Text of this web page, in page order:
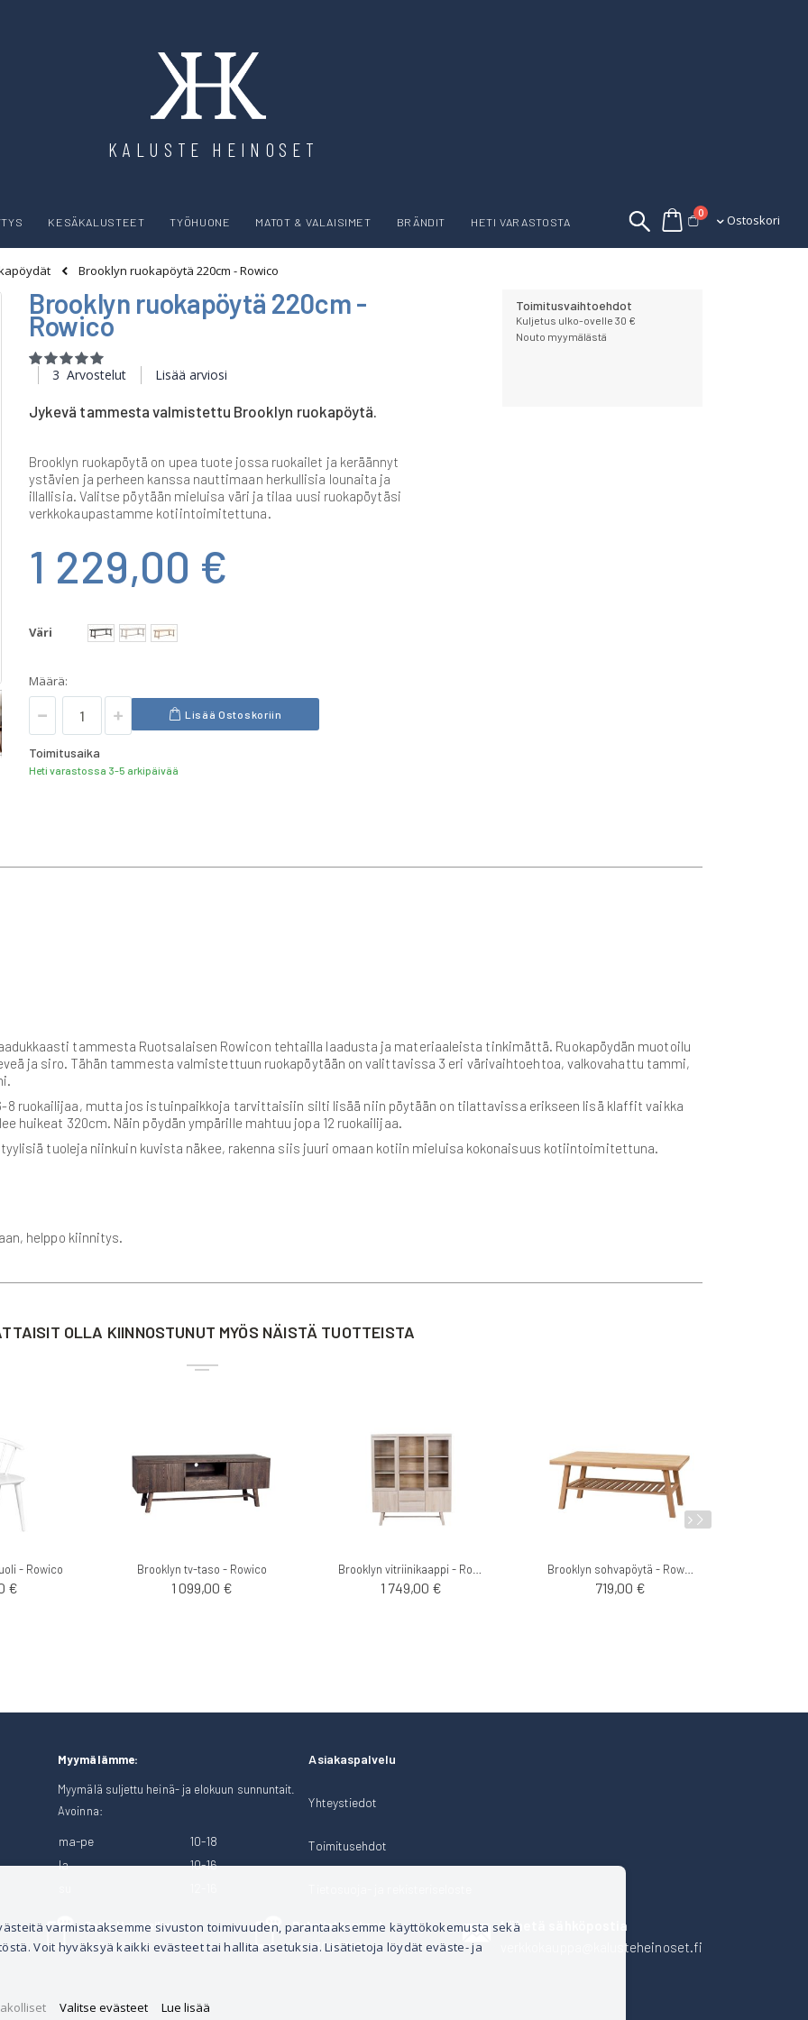
KALUSTE HEINOSET
Ostoskori
0tuotettaOstoskori
KESÄKALUSTEET TYÖHUONE MATOT & VALAISIMET BRÄNDIT HETI VARASTOSTA
Brooklyn ruokapöytä 220cm - Rowico
Brooklyn ruokapöytä 220cm -
Rowico
Rating:
100
100
3 Arvostelut Lisää arviosi
Jykevä tammesta valmistettu Brooklyn ruokapöytä.
Brooklyn ruokapöytä on upea tuote jossa ruokailet ja keräännyt
ystävien ja perheen kanssa nauttimaan herkullisia lounaita ja
illallisia. Valitse pöytään mieluisa väri ja tilaa uusi ruokapöytäsi
verkkokaupastamme kotiintoimitettuna.
1 229,00 €
Väri
Määrä:
Lisää Ostoskoriin
Toimitusaika
Heti varastossa 3-5 arkipäivää
Toimitusvaihtoehdot
Kuljetus ulko-ovelle 30 €
Nouto myymälästä
tammesta Ruotsalaisen Rowicon tehtailla laadusta ja materiaaleista tinkimättä. Ruokapöydän muotoilu
ja siro. Tähän tammesta valmistettuun ruokapöytään on valittavissa 3 eri värivaihtoehtoa, valkovahattu tammi,
8 ruokailijaa, mutta jos istuinpaikkoja tarvittaisiin silti lisää niin pöytään on tilattavissa erikseen lisä klaffit vaikka
huikeat 320cm. Näin pöydän ympärille mahtuu jopa 12 ruokailijaa.
tuoleja niinkuin kuvista näkee, rakenna siis juuri omaan kotiin mieluisa kokonaisuus kotiintoimitettuna.
helppo kiinnitys.
OLLA KIINNOSTUNUT MYÖS NÄISTÄ TUOTTEISTA
- Rowico
€
Brooklyn tv-taso - Rowico
1 099,00 € 1 749,00 € 719,00 €
Myymälämme:
Myymälä suljettu heinä- ja elokuun sunnuntait.
Avoinna:
ma-pe
10-18
la
10-16
Asiakaspalvelu
Yhteystiedot
Toimitusehdot
Soita Heinosille!
040 528 1124
Puhelintilaukset
044 3001 399
Lähetä sähköpostia
verkkokauppa@kalusteheinoset.fi
varmistaaksemme sivuston toimivuuden, parantaaksemme käyttökokemusta sekä
Voit hyväksyä kaikki evästeet tai hallita asetuksia. Lisätietoja löydät eväste- ja
Valitse evästeet Lue lisää